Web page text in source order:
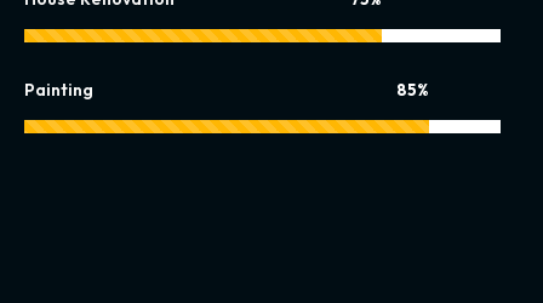
Painting 85%